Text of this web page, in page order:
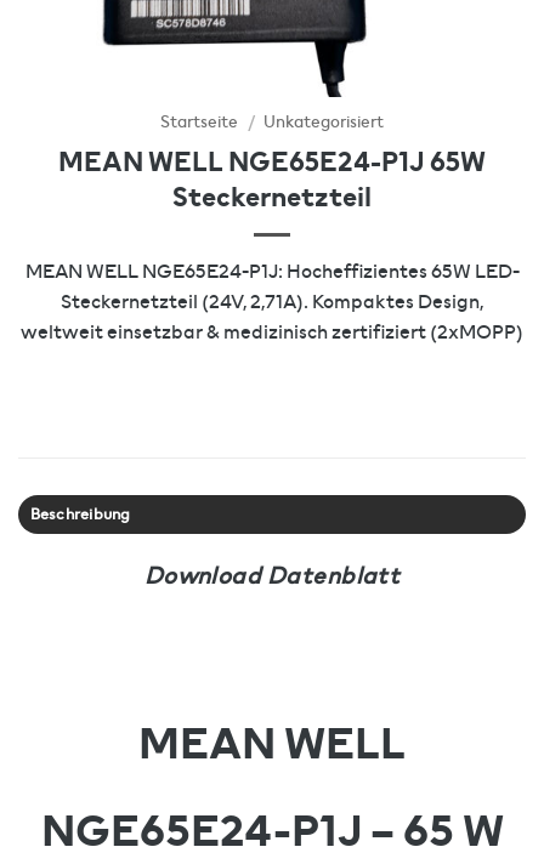
Startseite / Unkategorisiert
MEAN WELL NGE65E24-P1J 65W
Steckernetzteil
MEAN WELL NGE65E24-P1J: Hocheffizientes 65W LED-
Steckernetzteil (24V, 2,71A). Kompaktes Design,
weltweit einsetzbar & medizinisch zertifiziert (2xMOPP)
Beschreibung
Download Datenblatt
MEAN WELL
NGE65E24-P1J – 65 W